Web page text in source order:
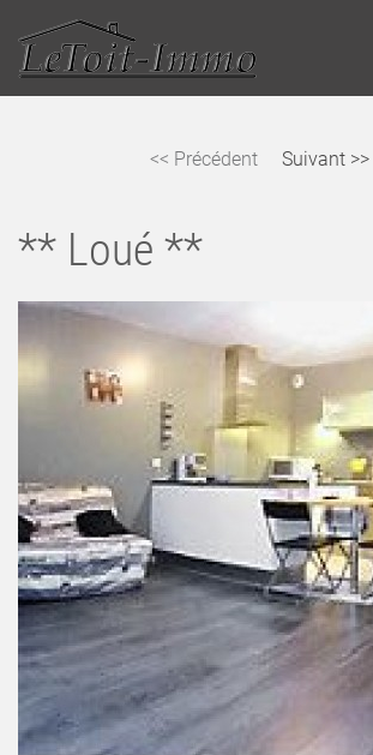
<< Précédent Suivant >>
** Loué **